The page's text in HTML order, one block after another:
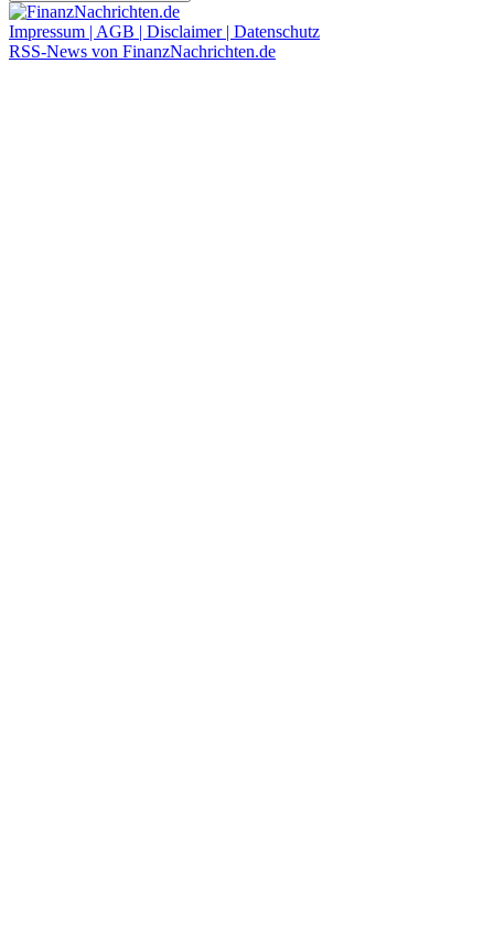
Impressum | AGB | Disclaimer | Datenschutz
RSS-News von FinanzNachrichten.de